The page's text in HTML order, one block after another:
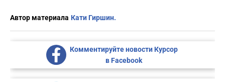
Автор материала Кати Гиршин.
Комментируйте новости Курсор
в Facebook